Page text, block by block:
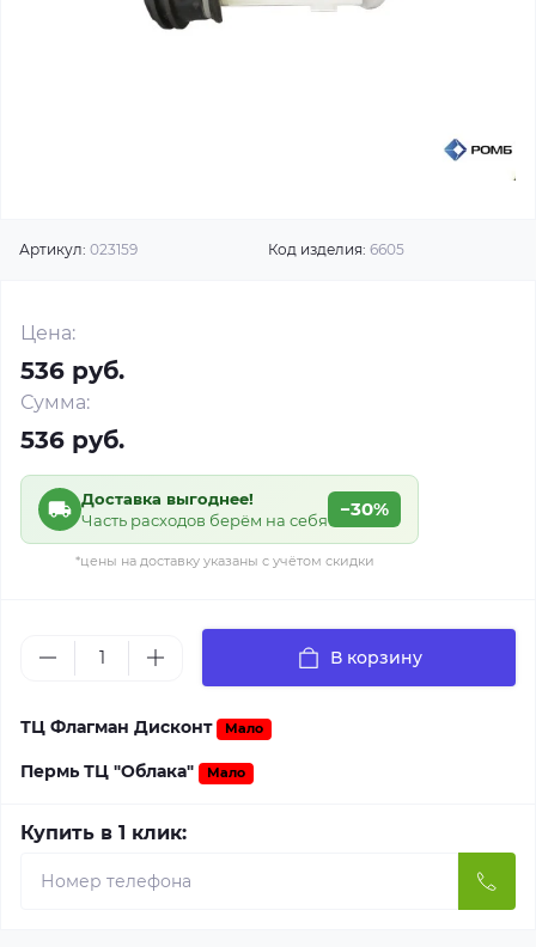
Артикул: 023159 Код изделия: 6605
Цена:
536 руб.
Сумма:
536 руб.
Доставка выгоднее!
Часть расходов берём на себя
−30%
*цены на доставку указаны с учётом скидки
В корзину
ТЦ Флагман Дисконт Мало
Пермь ТЦ "Облака" Мало
Купить в 1 клик: